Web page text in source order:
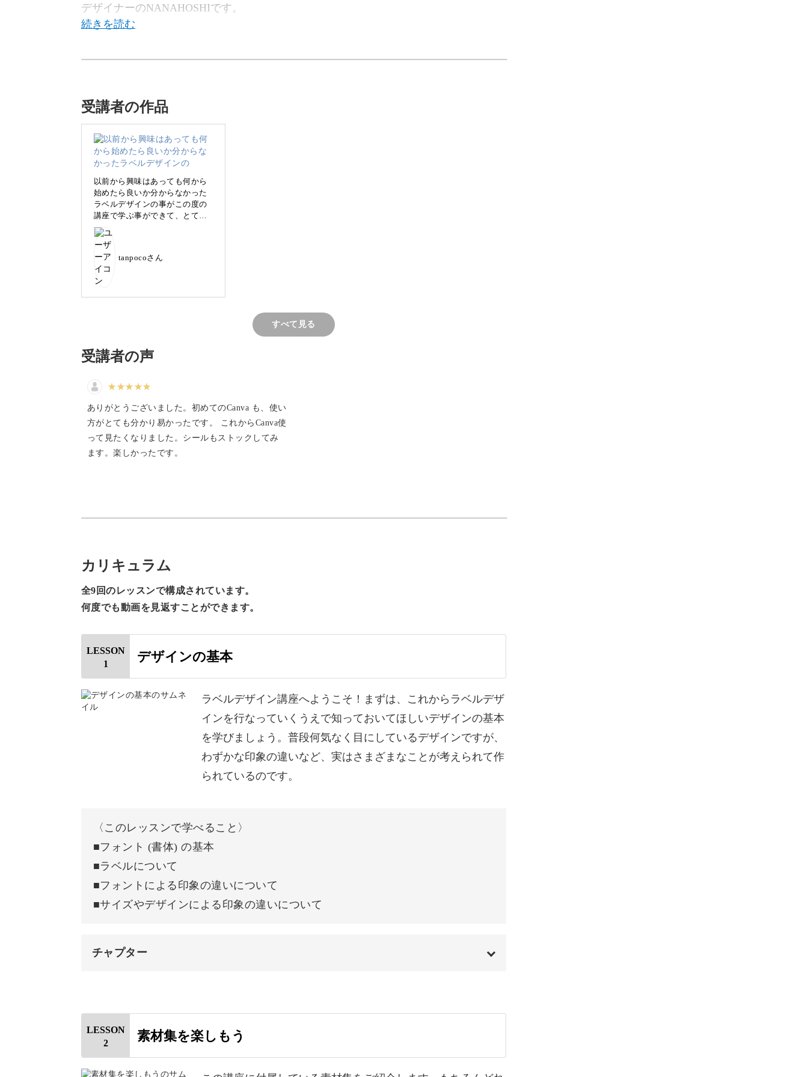
デザイナーのNANAHOSHIです。
そのままでは味気ない無地・透明のボトルや容器も、ラベルが貼られているだけで途端
におしゃれに見えますよね。
また、中身もわかりやすくなって一石二鳥です♪
そんな便利なラベルを自分の手で作れたら、素敵だと思いませんか？
この講座では、無料で使えるWeb上のアプリ「Canva」を使用し、オリジナルデザイン
デザインの楽しさを実感しながら、日用品を変身させるラベルを作りましょう！
ラベルデザインの基本についても学べる！
そんなふうに思われる方も多いはず。
ということで、最初のレッスンではデザインの基本についてお話しします！
わずかなフォントの違いや、サイズ、色の変化によって、デザインの印象は大きく変わ
ってきます。
そうしたデザインの基礎知識を確認して、ラベル作りに活かしましょう！
素材集を活用して多彩なデザインを
デザインの基礎を学んだとしても、文字やイラスト、フレームなどを一から作っていく
のは、やっぱり大変。
でもご安心ください。
受講者様には、私が作成した素材集を使っていただけるようにご用意しました！
くださいね♪
受講者の作品
以前から興味はあっても何から
始めたら良いか分からなかった
ラベルデザインの事がこの度の
講座で学ぶ事ができて、とても
勉強になりました✨
講座で学んだことを応用して活
用していきたいと思います✨
tanpocoさん
すべて見る
受講者の声
ありがとうございました。初めてのCanva も、使い
方がとても分かり易かったです。 これからCanva使
って見たくなりました。シールもストックしてみ
ます。楽しかったです。
カリキュラム
全9回のレッスンで構成されています。
何度でも動画を見返すことができます。
LESSON
1
デザインの基本
ラベルデザイン講座へようこそ！まずは、これからラベルデザ
インを行なっていくうえで知っておいてほしいデザインの基本
を学びましょう。普段何気なく目にしているデザインですが、
わずかな印象の違いなど、実はさまざまなことが考えられて作
られているのです。
〈このレッスンで学べること〉
■フォント (書体) の基本
■ラベルについて
■フォントによる印象の違いについて
■サイズやデザインによる印象の違いについて
チャプター
はじめに 00:20
サンセリフとセリフについて
ラベルについて 02:56
LESSON
2
素材集を楽しもう